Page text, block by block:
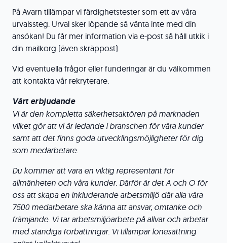
På Avarn tillämpar vi färdighetstester som ett av våra
urvalssteg. Urval sker löpande så vänta inte med din
ansökan! Du får mer information via e-post så håll utkik i
din mailkorg (även skräppost).
Vid eventuella frågor eller funderingar är du välkommen
att kontakta vår rekryterare.
Vårt erbjudande
Vi är den kompletta säkerhetsaktören på marknaden
vilket gör att vi är ledande i branschen för våra kunder
samt att det finns goda utvecklingsmöjligheter för dig
som medarbetare.
Du kommer att vara en viktig representant för
allmänheten och våra kunder. Därför är det A och O för
oss att skapa en inkluderande arbetsmiljö där alla våra
7500 medarbetare ska känna att ansvar, omtanke och
främjande. Vi tar arbetsmiljöarbete på allvar och arbetar
med ständiga förbättringar. Vi tillämpar lönesättning